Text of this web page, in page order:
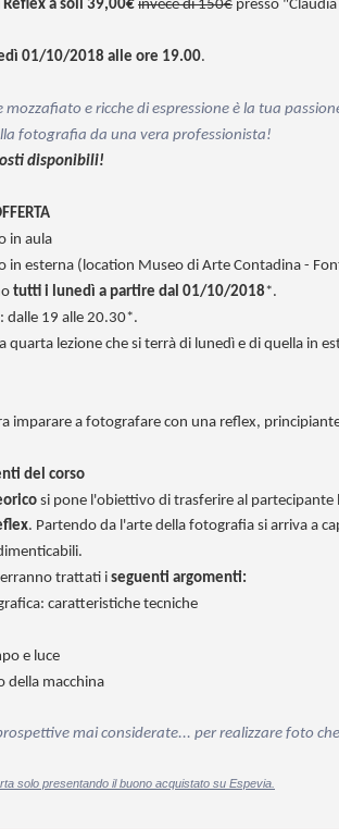
a soli 39,00€ invece di 150€ presso
01/10/2018 alle ore 19.00.
e ricche di espressione è la tua
fotografia da una vera professionista!
disponibili!
in aula
in esterna (location Museo di Arte Contadina -
tutti i lunedì a partire dal 01/10/2018 *.
: dalle 19 alle 20.30*.
quarta lezione che si terrà di lunedì e di quella in
imparare a fotografare con una reflex,
del corso
si pone l'obiettivo di trasferire al partecipante
. Partendo da l'arte della fotografia si arriva a
trattati i seguenti argomenti:
caratteristiche tecniche
e luce
della macchina
mai considerate... per realizzare foto
solo presentando il buono acquistato su Espevia.